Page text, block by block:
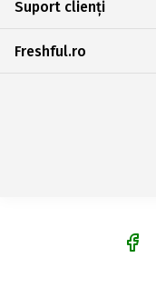
Suport clienți
Freshful.ro